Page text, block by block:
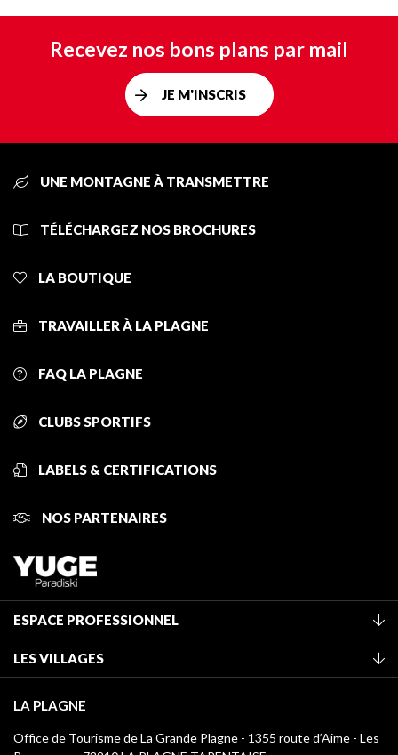
Recevez nos bons plans par mail
JE M'INSCRIS
UNE MONTAGNE À TRANSMETTRE
TÉLÉCHARGEZ NOS BROCHURES
LA BOUTIQUE
TRAVAILLER À LA PLAGNE
FAQ LA PLAGNE
CLUBS SPORTIFS
LABELS & CERTIFICATIONS
NOS PARTENAIRES
ESPACE PROFESSIONNEL
Classement des meublés
Taxe de séjour
Médiathèque
LES VILLAGES
Champagny-en-Vanoise
Montchavin - Les Coches
LA PLAGNE
Office de Tourisme de La Grande Plagne - 1355 route d’Aime - Les